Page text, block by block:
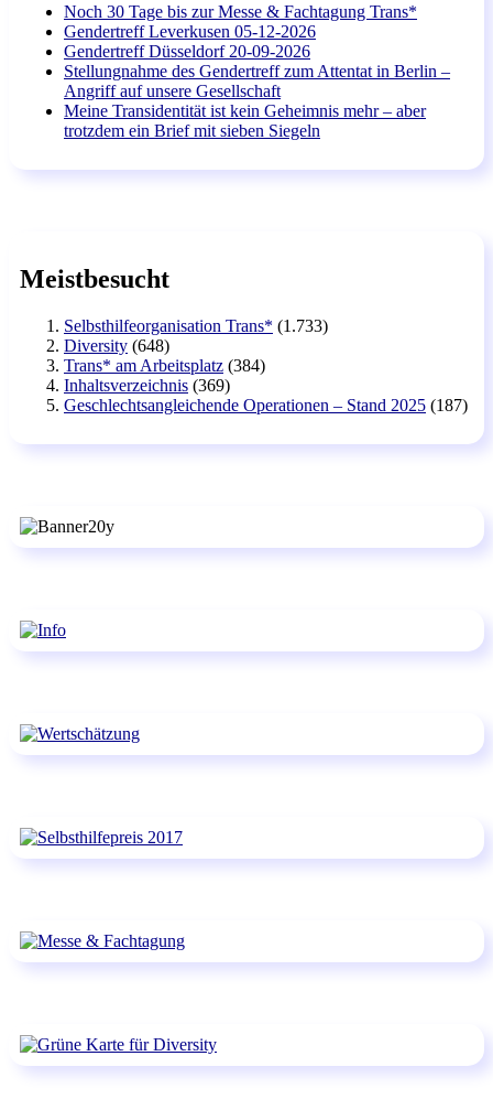
Noch 30 Tage bis zur Messe & Fachtagung Trans*
Gendertreff Leverkusen 05-12-2026
Gendertreff Düsseldorf 20-09-2026
Stellungnahme des Gendertreff zum Attentat in Berlin –
Angriff auf unsere Gesellschaft
Meine Transidentität ist kein Geheimnis mehr – aber
trotzdem ein Brief mit sieben Siegeln
Meistbesucht
Selbsthilfeorganisation Trans* (1.733)
Diversity (648)
Trans* am Arbeitsplatz (384)
Inhaltsverzeichnis (369)
Geschlechtsangleichende Operationen – Stand 2025 (187)